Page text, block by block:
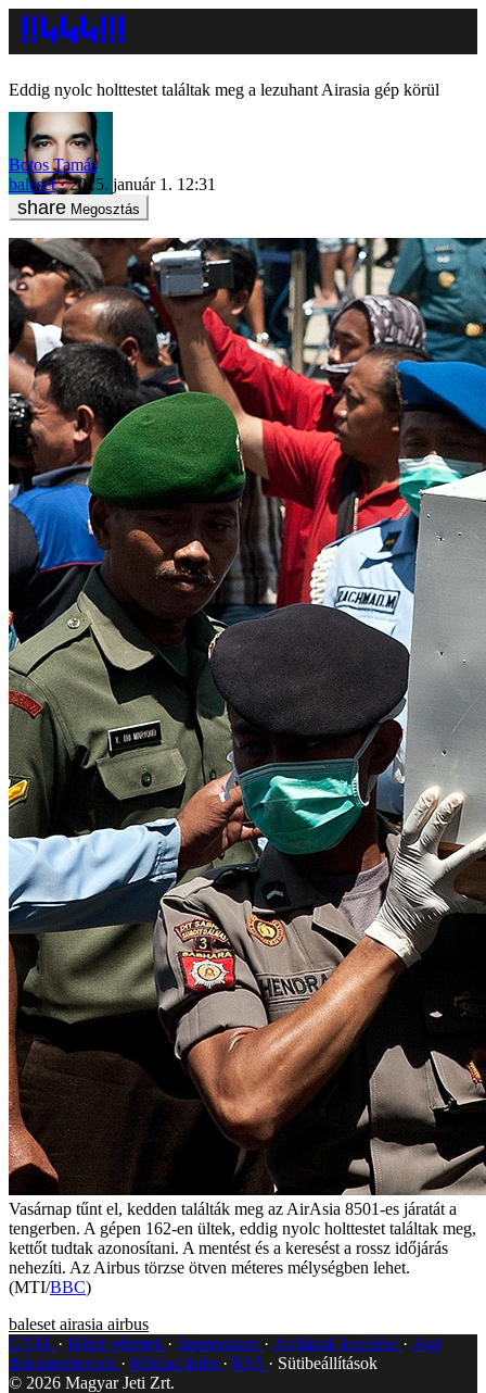
Eddig nyolc holttestet találtak meg a lezuhant Airasia gép körül
Botos Tamás
baleset
2015. január 1. 12:31
Megosztás
Vasárnap tűnt el, kedden találták meg az AirAsia 8501-es járatát a
tengerben. A gépen 162-en ültek, eddig nyolc holttestet találtak meg,
kettőt tudtak azonosítani. A mentést és a keresést a rossz időjárás
nehezíti. Az Airbus törzse ötven méteres mélységben lehet.
(MTI/BBC)
baleset airasia airbus
GYIK
Hibát jelentek Impresszum Javítások kezelése
Jogi
dokumentumok
Médiaajánlat RSS
Sütibeállítások
© 2026 Magyar Jeti Zrt.